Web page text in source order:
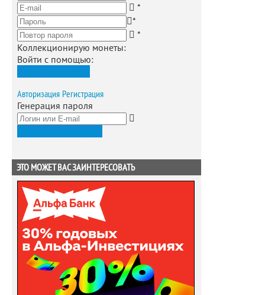
*
*
*
Коллекционирую монеты:
Войти с помощью:
Авторизация Регистрация
Генерация пароля
ЭТО МОЖЕТ ВАС ЗАИНТЕРЕСОВАТЬ